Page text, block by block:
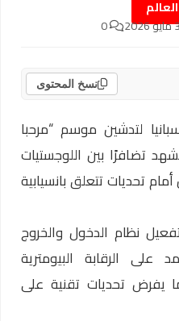
0
نسخ المحتوى
لتدشين موسم “مرحبا
تشهد تضافرًا بين اللوجستيات
تحديات تتعلق بانسيابية
نظام الدخول والخروج
على الرقابة البيومترية
يفرض تحديات تقنية على